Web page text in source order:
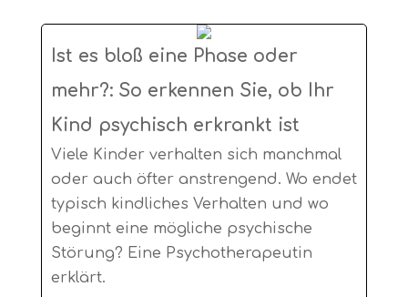
Ist es bloß eine Phase oder
mehr?: So erkennen Sie, ob Ihr
Kind psychisch erkrankt ist
Viele Kinder verhalten sich manchmal
oder auch öfter anstrengend. Wo endet
typisch kindliches Verhalten und wo
beginnt eine mögliche psychische
Störung? Eine Psychotherapeutin
erklärt.